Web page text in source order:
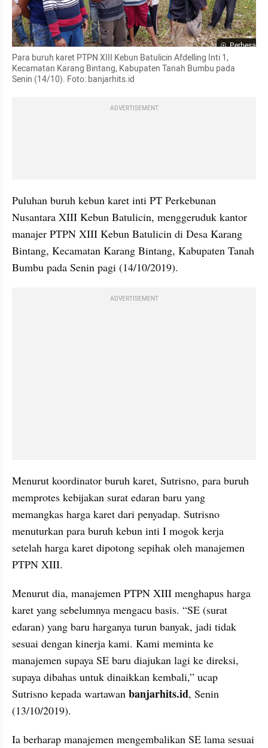
Perbesar
Para buruh karet PTPN XIII Kebun Batulicin Afdelling Inti 1,
Kecamatan Karang Bintang, Kabupaten Tanah Bumbu pada
Senin (14/10). Foto: banjarhits.id
ADVERTISEMENT
Puluhan buruh kebun karet inti PT Perkebunan
Nusantara XIII Kebun Batulicin, menggeruduk kantor
manajer PTPN XIII Kebun Batulicin di Desa Karang
Bintang, Kecamatan Karang Bintang, Kabupaten Tanah
Bumbu pada Senin pagi (14/10/2019).
ADVERTISEMENT
Menurut koordinator buruh karet, Sutrisno, para buruh
memprotes kebijakan surat edaran baru yang
memangkas harga karet dari penyadap. Sutrisno
menuturkan para buruh kebun inti I mogok kerja
setelah harga karet dipotong sepihak oleh manajemen
PTPN XIII.
Menurut dia, manajemen PTPN XIII menghapus harga
karet yang sebelumnya mengacu basis. “SE (surat
edaran) yang baru harganya turun banyak, jadi tidak
sesuai dengan kinerja kami. Kami meminta ke
manajemen supaya SE baru diajukan lagi ke direksi,
supaya dibahas untuk dinaikkan kembali,” ucap
Sutrisno kepada wartawan banjarhits.id, Senin
(13/10/2019).
Ia berharap manajemen mengembalikan SE lama sesuai